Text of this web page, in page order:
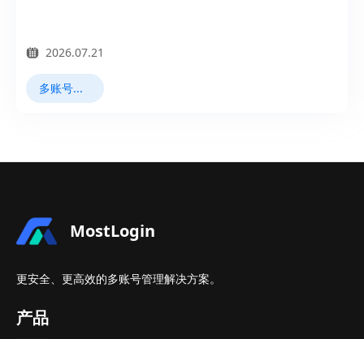
2026.07.21
多账号管理
MostLogin
更安全、更高效的多账号管理解决方案。
产品